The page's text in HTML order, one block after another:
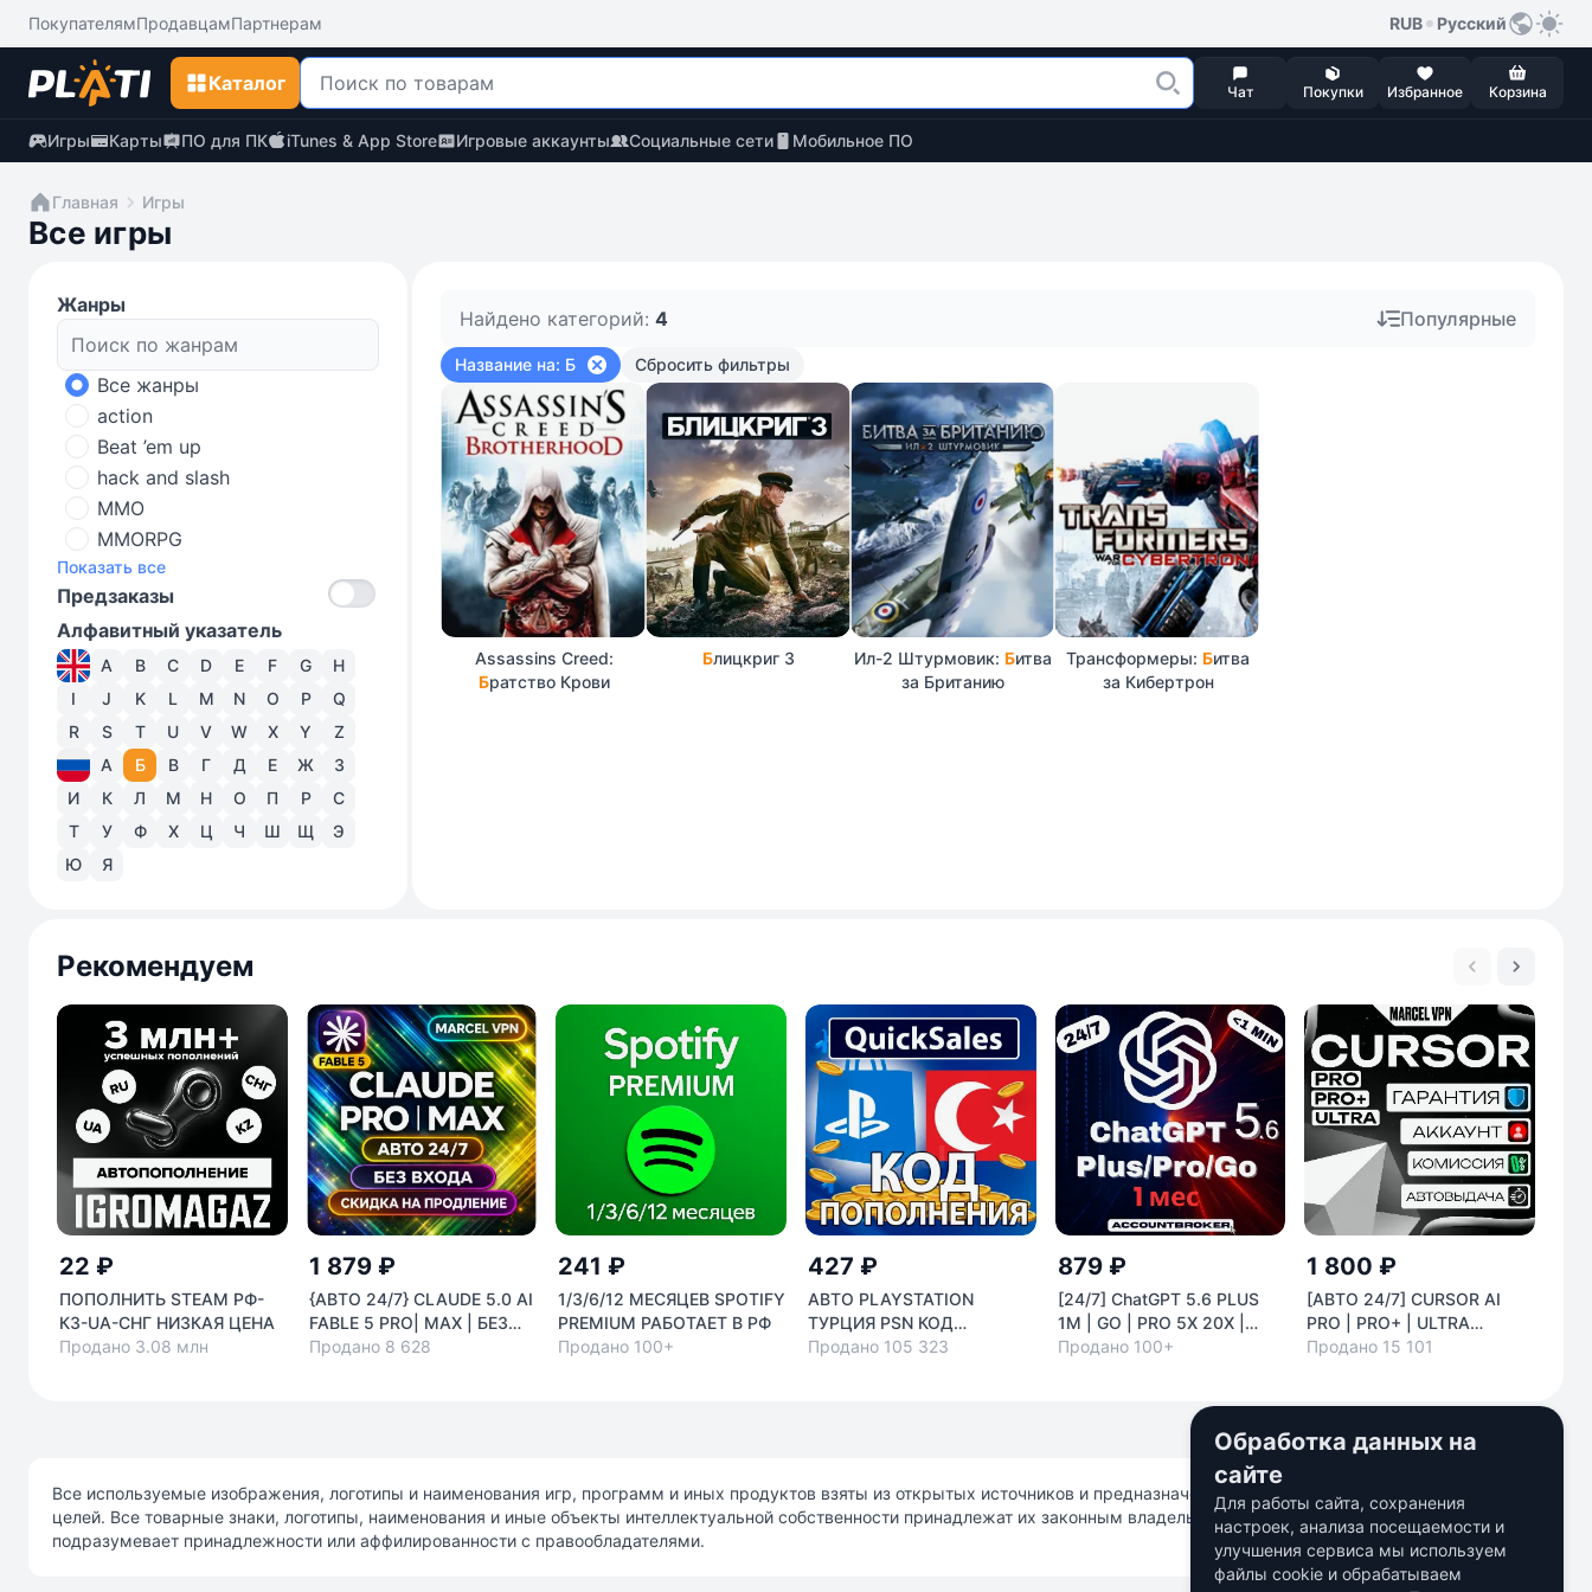
ПокупателямПродавцамПартнерам RUB Русский
Каталог Чат Покупки Избранное Корзина
Игры Карты ПО для ПК iTunes & App Store Игровые аккаунты Социальные сети Мобильное ПО
Главная Игры
Все игры
Жанры
Все жанры
action
Beat ’em up
hack and slash
MMO
MMORPG
Показать все
Предзаказы
Алфавитный указатель
A B C D E F G
H
I
J K L M N O P
Q
R
S T U V W X Y
Z
А
Б В Г Д Е Ж
З
И
К Л М Н О П Р
С
Т
У Ф Х Ц Ч Ш Щ
Э
Ю
Я
Найдено категорий: 4 Популярные
Название на: Б Сбросить фильтры
Assassins Creed:
Братство Крови
Блицкриг 3 Ил-2 Штурмовик:Битва
за Британию
Трансформеры:Битва
за Кибертрон
Рекомендуем
22 ₽
ПОПОЛНИТЬ STEAM РФ-
КЗ-UA-СНГ НИЗКАЯ ЦЕНА
Продано 3.08 млн
1 879 ₽
{АВТО 24/7} CLAUDE 5.0 AI
FABLE 5 PRO| MAX | БЕЗ
ВХОДА | Code | НА ВАШ
Продано 8 628
241 ₽
1/3/6/12 МЕСЯЦЕВ SPOTIFY
PREMIUM РАБОТАЕТ В РФ
Продано 100+
427 ₽
АВТО PLAYSTATION
ТУРЦИЯ PSN КОД
ПОПОЛНЕНИЯ БАЛАНС
Продано 105 323
879 ₽
[24/7] ChatGPT 5.6 PLUS
1М | GO | PRO 5X 20X |
SORA
Продано 100+
1 800 ₽
[АВТО 24/7] CURSOR AI
PRO | PRO+ | ULTRA
[НОВЫЙ АККАУНТ]
Продано 15 101
Все используемые изображения, логотипы и наименования игр, программ и иных продуктов взяты из открытых источников и предназначены исключительно для информационных
целей. Все товарные знаки, логотипы, наименования и иные объекты интеллектуальной собственности принадлежат их законным владельцам. Использование на сайте не
подразумевает принадлежности или аффилированности с правообладателями.
Обработка данных на
сайте
Для работы сайта, сохранения
настроек, анализа посещаемости и
улучшения сервиса мы используем
файлы cookie и обрабатываем